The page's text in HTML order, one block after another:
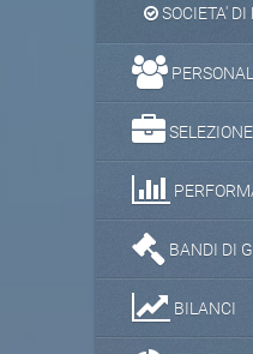
SOCIETA' DI
BANDI DI
BILANCI